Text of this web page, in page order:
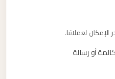
لعملائنا.
أو رسالة